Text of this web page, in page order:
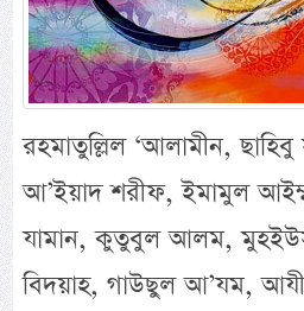
রহমাতুল্লিল ‘আলামীন, ছাহিবু
আ’ইয়াদ শরীফ, ইমামুল
যামান, কুতুবুল আলম, মুহইউস
বিদয়াহ, গাউছুল আ’যম,